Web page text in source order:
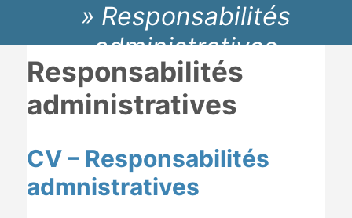
» Responsabilités
administratives
Responsabilités
administratives
CV – Responsabilités
admnistratives